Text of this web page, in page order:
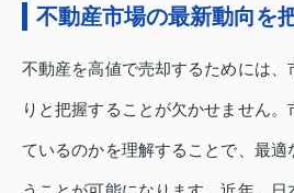
不動産市場の最新動向を
不動産を高値で売却するためには
りと把握することが欠かせません
ているのかを理解することで、最